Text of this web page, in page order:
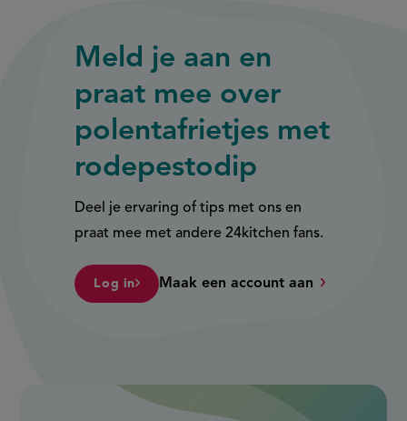
Meld je aan en
praat mee over
polentafrietjes met
rodepestodip
Deel je ervaring of tips met ons en
praat mee met andere 24kitchen fans.
Log in Maak een account aan